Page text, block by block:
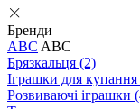
Бренди
ABC ABC
Брязкальця (2)
Іграшки для купання
Розвиваючі іграшки